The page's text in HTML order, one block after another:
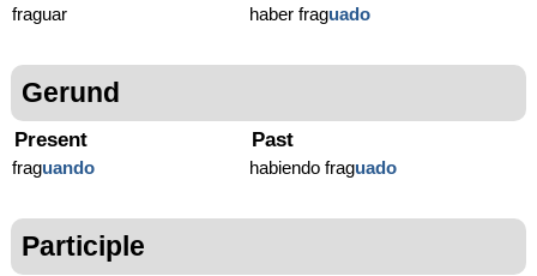
fraguar haber fraguado
Gerund
Present
fraguando
Past
habiendo fraguado
Participle